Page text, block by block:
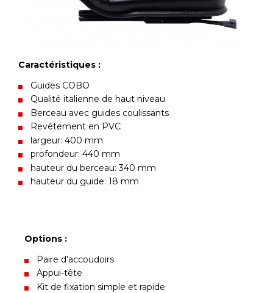
Caractéristiques :
Guides COBO
Qualité italienne de haut niveau
Berceau avec guides coulissants
Revêtement en PVC
largeur: 400 mm
profondeur: 440 mm
hauteur du berceau: 340 mm
hauteur du guide: 18 mm
Options :
Paire d'accoudoirs
Appui-tête
Kit de fixation simple et rapide